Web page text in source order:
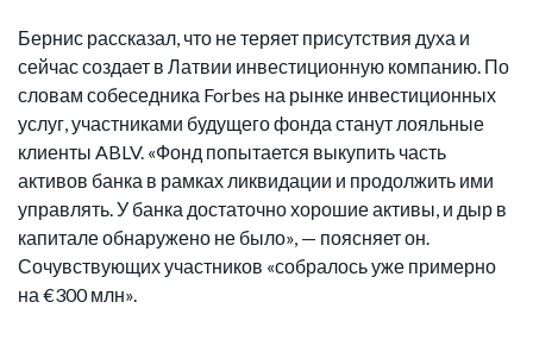
Бернис рассказал, что не теряет присутствия духа и
сейчас создает в Латвии инвестиционную компанию. По
словам собеседника Forbes на рынке инвестиционных
услуг, участниками будущего фонда станут лояльные
клиенты ABLV. «Фонд попытается выкупить часть
активов банка в рамках ликвидации и продолжить ими
управлять. У банка достаточно хорошие активы, и дыр в
капитале обнаружено не было», — поясняет он.
Сочувствующих участников «собралось уже примерно
на €300 млн».